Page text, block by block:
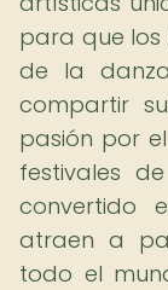
para que los
de la
compartir
pasión por
festivales
convertido
atraen a
todo el